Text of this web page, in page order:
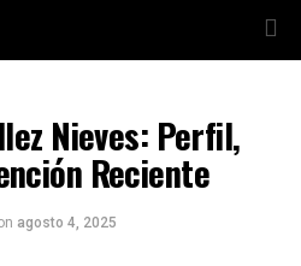
Nieves: Perfil,
Reciente
agosto 4, 2025